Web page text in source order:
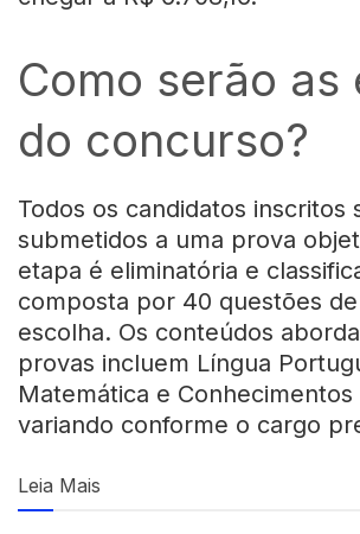
Como serão as
do concurso?
Todos os candidatos inscritos
submetidos a uma prova
etapa é eliminatória e
composta por 40 questões
escolha. Os conteúdos
provas incluem Língua
Matemática e Conhecimentos
variando conforme o cargo
Leia Mais